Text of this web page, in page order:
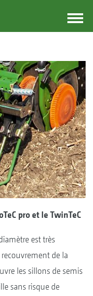
pro et le TwinTeC
est très
de la
les sillons de semis
sans risque de